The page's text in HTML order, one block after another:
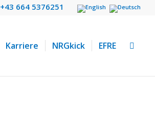
+43 664 5376251
Karriere NRGkick EFRE